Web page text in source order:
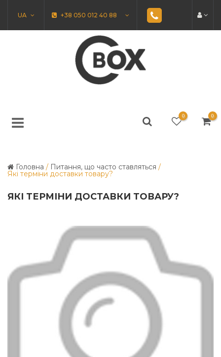
UA +38 050 012 40 88
0 0
Головна / Питання, що часто ставляться /
Які терміни доставки товару?
ЯКІ ТЕРМІНИ ДОСТАВКИ ТОВАРУ?